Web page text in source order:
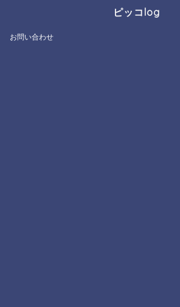
ピッコlog
お問い合わせ